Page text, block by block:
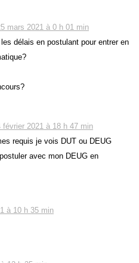
mars 2021 à 0 h 01 min
délais en postulant pour entrer en
février 2021 à 18 h 47 min
requis je vois DUT ou DEUG
avec mon DEUG en
à 10 h 35 min